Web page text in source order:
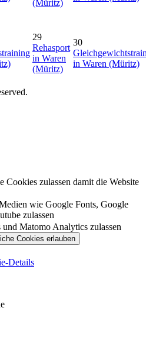
(Müritz)
29
Rehasport
in Waren
(Müritz)
30
in Waren (Müritz)
Cookies zulassen damit die Website
wie Google Fonts, Google
zulassen
Matomo Analytics zulassen
Details